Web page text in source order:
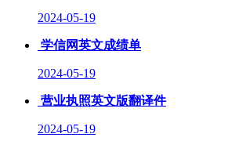
2024-05-19
学信网英文成绩单
2024-05-19
营业执照英文版翻译件
2024-05-19